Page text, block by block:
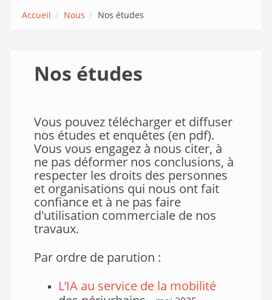
Accueil Nous Nos études
Nos études
Vous pouvez télécharger et diffuser
nos études et enquêtes (en pdf).
Vous vous engagez à nous citer, à
ne pas déformer nos conclusions, à
respecter les droits des personnes
et organisations qui nous ont fait
confiance et à ne pas faire
d'utilisation commerciale de nos
travaux.
Par ordre de parution :
L’IA au service de la mobilité